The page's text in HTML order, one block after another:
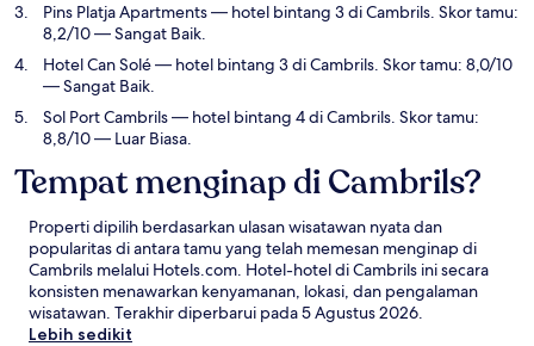
Pins Platja Apartments— hotel bintang 3 di Cambrils. Skor tamu:
8,2/10 — Sangat Baik.
Hotel Can Solé— hotel bintang 3 di Cambrils. Skor tamu: 8,0/10
— Sangat Baik.
Sol Port Cambrils— hotel bintang 4 di Cambrils. Skor tamu:
8,8/10 — Luar Biasa.
Tempat menginap di Cambrils?
Properti dipilih berdasarkan ulasan wisatawan nyata dan
popularitas di antara tamu yang telah memesan menginap di
Cambrils melalui Hotels.com. Hotel-hotel di Cambrils ini secara
konsisten menawarkan kenyamanan, lokasi, dan pengalaman
wisatawan. Terakhir diperbarui pada5 Agustus 2026.
Lebih sedikit